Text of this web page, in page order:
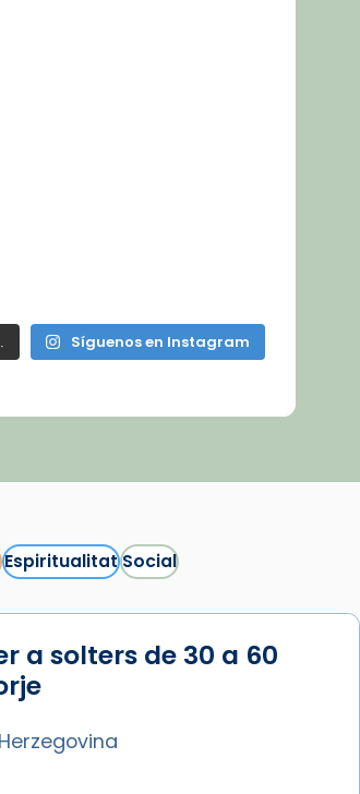
Síguenos en Instagram
EspiritualitatSocial
a solters de 30 a 60